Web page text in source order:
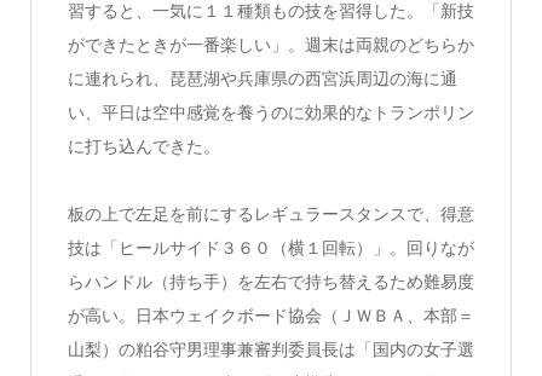
習すると、一気に１１種類もの技を習得した。「新技
ができたときが一番楽しい」。週末は両親のどちらか
に連れられ、琵琶湖や兵庫県の西宮浜周辺の海に通
い、平日は空中感覚を養うのに効果的なトランポリン
に打ち込んできた。
板の上で左足を前にするレギュラースタンスで、得意
技は「ヒールサイド３６０（横１回転）」。回りなが
らハンドル（持ち手）を左右で持ち替えるため難易度
が高い。日本ウェイクボード協会（ＪＷＢＡ、本部＝
山梨）の粕谷守男理事兼審判委員長は「国内の女子選